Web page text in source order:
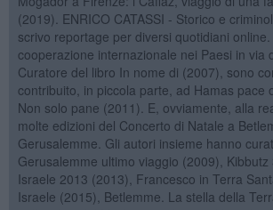
(2019). ENRICO CATASSI - Storico e
scrivo reportage per diversi quotidiani
cooperazione internazionale nei Paesi in via
Curatore del libro In nome di (2007), sono
contribuito, in piccola parte, ad Hamas pace
Non solo pane (2011). E, ovviamente, alla
molte edizioni del Concerto di Natale a
Gerusalemme. Gli autori insieme hanno
Gerusalemme ultimo viaggio (2009), Kibbutz
Israele 2013 (2013), Francesco in Terra
Israele (2015), Betlemme. La stella della